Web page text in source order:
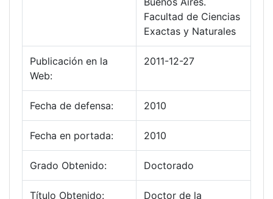
Facultad de Ciencias
Exactas y Naturales
Publicación en la
Web:
2011-12-27
Fecha de defensa: 2010
Fecha en portada: 2010
Grado Obtenido: Doctorado
Título Obtenido: Doctor de la